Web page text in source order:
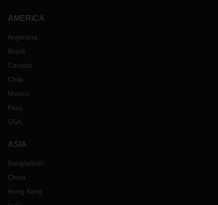
AMERICA
Argentina
Brazil
Canada
Chile
Mexico
Peru
USA
ASIA
Bangladesh
China
Hong Kong